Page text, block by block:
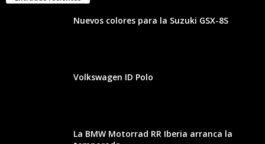
Nuevos colores para la Suzuki GSX-8S
Volkswagen ID Polo
La BMW Motorrad RR Iberia arranca la